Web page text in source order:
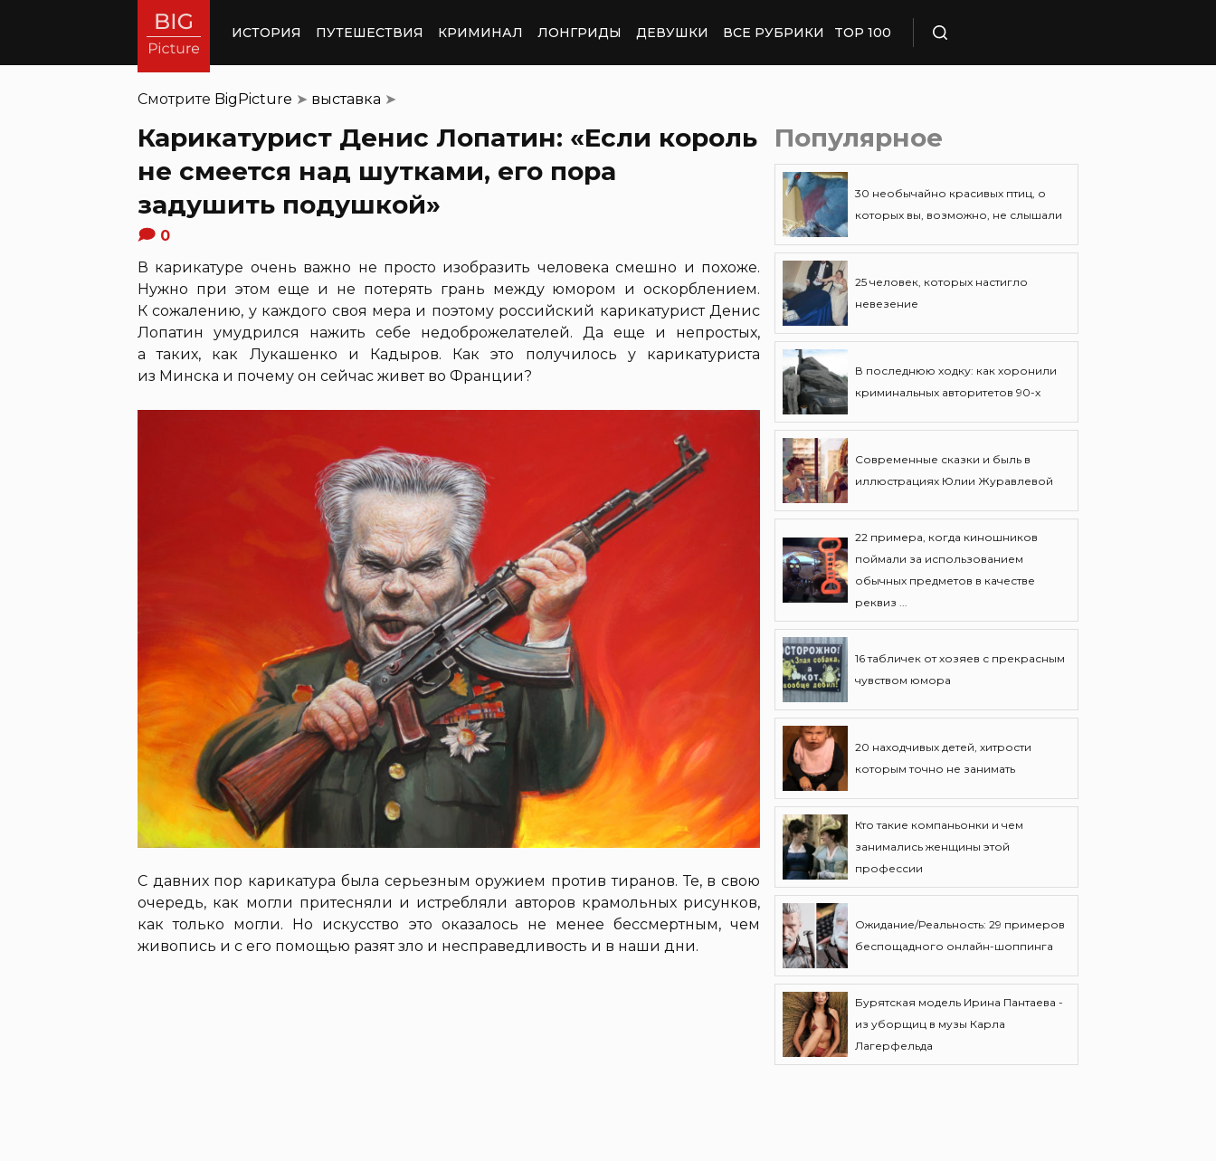
ИСТОРИЯ ПУТЕШЕСТВИЯ КРИМИНАЛ ЛОНГРИДЫ ДЕВУШКИ ВСЕ РУБРИКИ TOP 100
Смотрите BigPicture ➤ выставка ➤
Карикатурист Денис Лопатин: «Если король
не смеется над шутками, его пора
задушить подушкой»
0
В карикатуре очень важно не просто изобразить человека смешно и похоже.
Нужно при этом еще и не потерять грань между юмором и оскорблением.
К сожалению, у каждого своя мера и поэтому российский карикатурист Денис
Лопатин умудрился нажить себе недоброжелателей. Да еще и непростых,
а таких, как Лукашенко и Кадыров. Как это получилось у карикатуриста
из Минска и почему он сейчас живет во Франции?
С давних пор карикатура была серьезным оружием против тиранов. Те, в свою
очередь, как могли притесняли и истребляли авторов крамольных рисунков,
как только могли. Но искусство это оказалось не менее бессмертным, чем
живопись и с его помощью разят зло и несправедливость и в наши дни.
Популярное
30 необычайно красивых птиц, о
которых вы, возможно, не слышали
25 человек, которых настигло
невезение
В последнюю ходку: как хоронили
криминальных авторитетов 90-х
Современные сказки и быль в
иллюстрациях Юлии Журавлевой
22 примера, когда киношников
поймали за использованием
обычных предметов в качестве
реквиз ...
16 табличек от хозяев с прекрасным
чувством юмора
20 находчивых детей, хитрости
которым точно не занимать
Кто такие компаньонки и чем
занимались женщины этой
профессии
Ожидание/Реальность: 29 примеров
беспощадного онлайн-шоппинга
Бурятская модель Ирина Пантаева -
из уборщиц в музы Карла
Лагерфельда